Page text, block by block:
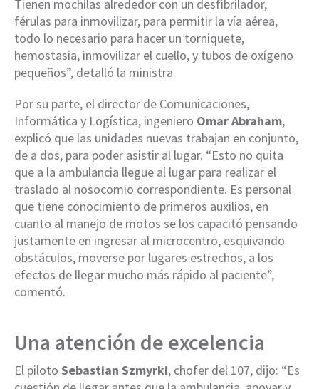
Tienen mochilas alrededor con un desfibrilador,
férulas para inmovilizar, para permitir la vía aérea,
todo lo necesario para hacer un torniquete,
hemostasia, inmovilizar el cuello, y tubos de oxígeno
pequeños”, detalló la ministra.
Por su parte, el director de Comunicaciones,
Informática y Logística, ingeniero Omar Abraham,
explicó que las unidades nuevas trabajan en conjunto,
de a dos, para poder asistir al lugar. “Esto no quita
que a la ambulancia llegue al lugar para realizar el
traslado al nosocomio correspondiente. Es personal
que tiene conocimiento de primeros auxilios, en
cuanto al manejo de motos se los capacitó pensando
justamente en ingresar al microcentro, esquivando
obstáculos, moverse por lugares estrechos, a los
efectos de llegar mucho más rápido al paciente”,
comentó.
Una atención de excelencia
El piloto Sebastian Szmyrki, chofer del 107, dijo: “Es